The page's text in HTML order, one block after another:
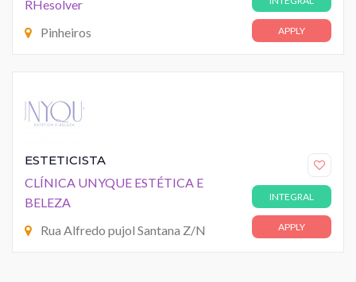
RHesolver
Pinheiros
APPLY
ESTETICISTA
CLÍNICA UNYQUE ESTÉTICA E
BELEZA
Rua Alfredo pujol Santana Z/N
INTEGRAL
APPLY